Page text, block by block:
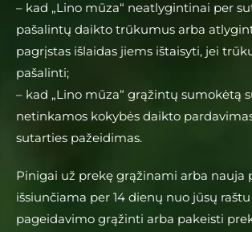
– kad „Lino mūza“ neatlygintinai per
pašalintų daikto trūkumus arba
pagrįstas išlaidas jiems ištaisyti, jei
pašalinti;
– kad „Lino mūza“ grąžintų sumokėtą
netinkamos kokybės daikto
sutarties pažeidimas.
Pinigai už prekę grąžinami arba nauja
išsiunčiama per 14 dienų nuo jūsų
pageidavimo grąžinti arba pakeisti